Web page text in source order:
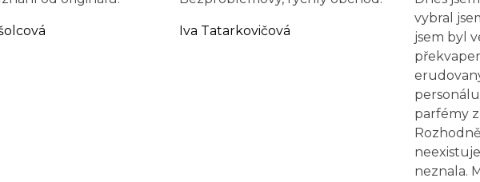
Iva Tatarkovičová
vybral
jsem byl
parfémy
neznala.